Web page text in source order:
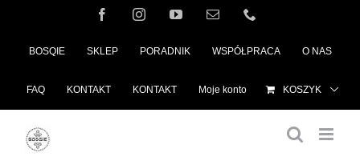
FacebookInstagramYouTubeEmail
BOSQIE SKLEP PORADNIK WSPÓŁPRACA O NAS
FAQ KONTAKT KONTAKT Moje konto KOSZYK